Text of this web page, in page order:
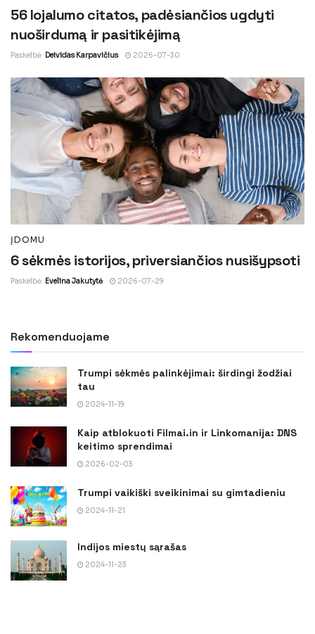
56 lojalumo citatos, padėsiančios ugdyti
nuoširdumą ir pasitikėjimą
Paskelbė Deividas Karpavičius 2026-07-30
ĮDOMU
6 sėkmės istorijos, priversiančios nusišypsoti
Paskelbė Evelina Jakutytė 2026-07-29
Rekomenduojame
Trumpi sėkmės palinkėjimai: širdingi žodžiai
tau
2024-11-19
Kaip atblokuoti Filmai.in ir Linkomanija: DNS
keitimo sprendimai
2026-02-03
Trumpi vaikiški sveikinimai su gimtadieniu
2024-11-21
Indijos miestų sąrašas
2024-11-23